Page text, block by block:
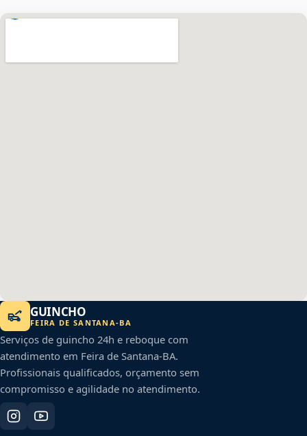
GUINCHO
FEIRA DE SANTANA-BA
Serviços de guincho 24h e reboque com
atendimento em Feira de Santana-BA.
Profissionais qualificados, orçamento sem
compromisso e agilidade no atendimento.